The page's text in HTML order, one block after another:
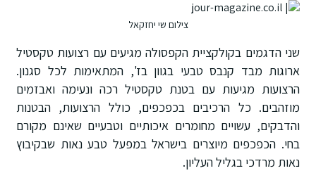
צילום שי יחזקאל
שני הדגמים בקולקציית הקפסולה מגיעים עם רצועות טקסטיל
ארוגות מבד קנבס טבעי בגוון בז', המתאימות לכל סגנון.
הרצועות מגיעות עם בטנת טקסטיל רכה ונעימה ואבזמים
מוזהבים. כל הרכיבים בכפכפים, כולל הרצועות, הבטנות
והדבקים, עשויים מחומרים איכותיים וטבעיים שאינם מקורם
בחי. הכפכפים מיוצרים בישראל במפעל טבע נאות שבקיבוץ
נאות מרדכי בגליל העליון.